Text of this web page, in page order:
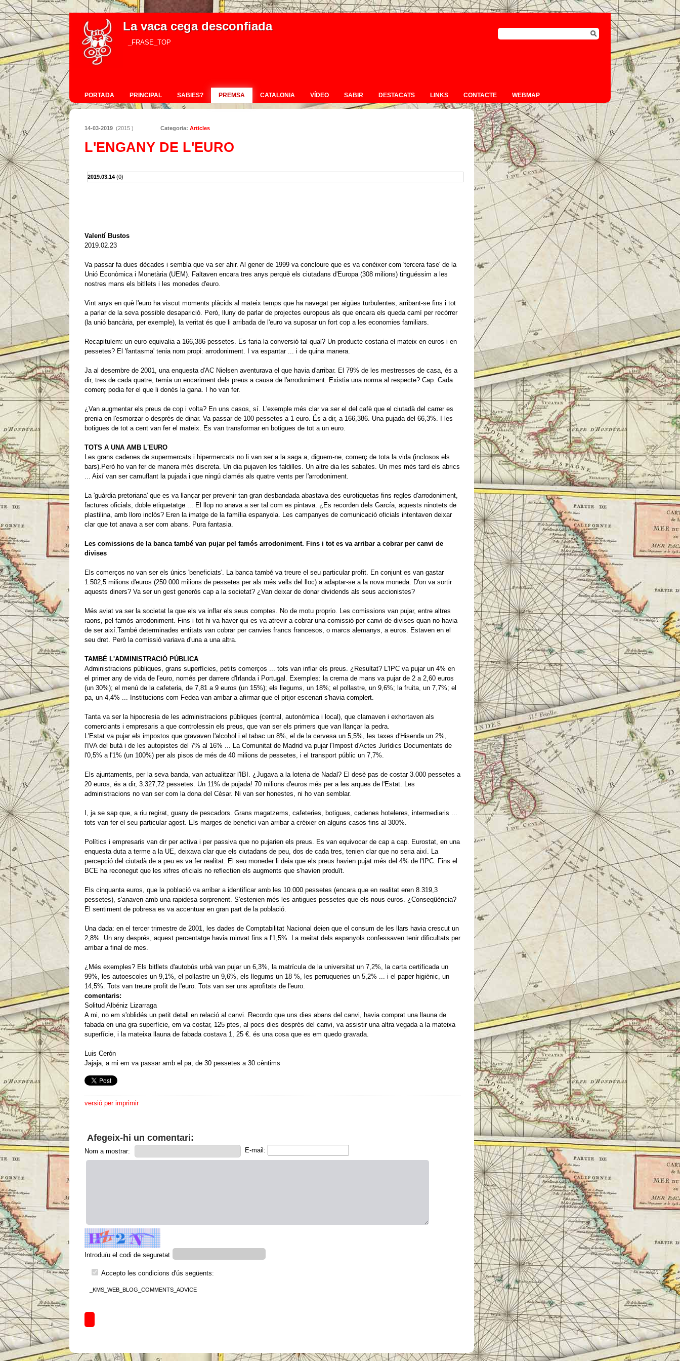
La vaca cega desconfiada
_FRASE_TOP
PORTADA PRINCIPAL SABIES? PREMSA CATALONIA VÍDEO SABIR DESTACATS LINKS CONTACTE WEBMAP
14-03-2019 (2015 ) Categoria: Articles
L'ENGANY DE L'EURO
2019.03.14 (0)
Valentí Bustos
2019.02.23
Va passar fa dues dècades i sembla que va ser ahir. Al gener de 1999 va concloure que es va conèixer com 'tercera fase' de la
Unió Econòmica i Monetària (UEM). Faltaven encara tres anys perquè els ciutadans d'Europa (308 milions) tinguéssim a les
nostres mans els bitllets i les monedes d'euro.
Vint anys en què l'euro ha viscut moments plàcids al mateix temps que ha navegat per aigües turbulentes, arribant-se fins i tot
a parlar de la seva possible desaparició. Però, lluny de parlar de projectes europeus als que encara els queda camí per recórrer
(la unió bancària, per exemple), la veritat és que li arribada de l'euro va suposar un fort cop a les economies familiars.
Recapitulem: un euro equivalia a 166,386 pessetes. Es faria la conversió tal qual? Un producte costaria el mateix en euros i en
pessetes? El 'fantasma' tenia nom propi: arrodoniment. I va espantar ... i de quina manera.
Ja al desembre de 2001, una enquesta d'AC Nielsen aventurava el que havia d'arribar. El 79% de les mestresses de casa, és a
dir, tres de cada quatre, temia un encariment dels preus a causa de l'arrodoniment. Existia una norma al respecte? Cap. Cada
comerç podia fer el que li donés la gana.
I ho van fer.
¿Van augmentar els preus de cop i volta? En uns casos, sí. L'exemple més clar va ser el del cafè que el ciutadà del carrer es
prenia en l'esmorzar o després de dinar. Va passar de 100 pessetes a 1 euro. És a dir, a 166,386. Una pujada del 66,3%.
I les
botigues de tot a cent van fer el mateix. Es van transformar en botigues de tot a un euro.
TOTS A UNA AMB L'EURO
Les grans cadenes de supermercats i hipermercats no li van ser a la saga a, diguem-ne, comerç de tota la vida (inclosos els
bars). Però ho van fer de manera més discreta. Un dia pujaven les faldilles. Un altre dia les sabates. Un mes més tard els abrics
... Així van ser camuflant la pujada i que ningú clamés als quatre vents per l'arrodoniment.
La 'guàrdia pretoriana' que es va llançar per prevenir tan gran desbandada abastava des eurotiquetas fins regles d'arrodoniment,
factures oficials, doble etiquetatge ... El llop no anava a ser tal com es pintava. ¿Es recorden dels García, aquests ninotets de
plastilina, amb lloro inclòs? Eren la imatge de la família espanyola. Les campanyes de comunicació oficials intentaven deixar
clar que tot anava a ser com abans. Pura fantasia.
Les comissions de la banca també van pujar pel famós arrodoniment. Fins i tot es va arribar a cobrar per canvi de
divises
Els comerços no van ser els únics 'beneficiats'. La banca també va treure el seu particular profit. En conjunt es van gastar
1.502,5 milions d'euros (250.000 milions de pessetes per als més vells del lloc) a adaptar-se a la nova moneda. D'on va sortir
aquests diners? Va ser un gest generós cap a la societat? ¿Van deixar de donar dividends als seus accionistes?
Més aviat va ser la societat la que els va inflar els seus comptes. No de motu proprio. Les comissions van pujar, entre altres
raons, pel famós arrodoniment. Fins i tot hi va haver qui es va atrevir a cobrar una comissió per canvi de divises quan no havia
de ser així.També determinades entitats van cobrar per canvies francs francesos, o marcs alemanys, a euros. Estaven en el
seu dret. Però la comissió variava d'una a una altra.
TAMBÉ L'ADMINISTRACIÓ PÚBLICA
Administracions públiques, grans superfícies, petits comerços ... tots van inflar els preus. ¿Resultat? L'IPC va pujar un 4% en
el primer any de vida de l'euro, només per darrere d'Irlanda i Portugal. Exemples: la crema de mans va pujar de 2 a 2,60 euros
(un 30%); el menú de la cafeteria, de 7,81 a 9 euros (un 15%); els llegums, un 18%; el pollastre, un 9,6%; la fruita, un 7,7%; el
pa, un 4,4% ... Institucions com Fedea van arribar a afirmar que el pitjor escenari s'havia complert.
Tanta va ser la hipocresia de les administracions públiques (central, autonòmica i local), que clamaven i exhortaven als
comerciants i empresaris a que controlessin els preus, que van ser els primers que van llançar la pedra.
L'Estat va pujar els impostos que gravaven l'alcohol i el tabac un 8%, el de la cervesa un 5,5%, les taxes d'Hisenda un 2%,
l'IVA del butà i de les autopistes del 7% al 16% ... La Comunitat de Madrid va pujar l'Impost d'Actes Jurídics Documentats de
l'0,5% a l'1% (un 100%) per als pisos de més de 40 milions de pessetes, i el transport públic un 7,7%.
Els ajuntaments, per la seva banda, van actualitzar l'IBI. ¿Jugava a la loteria de Nadal? El desè pas de costar 3.000 pessetes a
20 euros, és a dir, 3.327,72 pessetes. Un 11% de pujada! 70 milions d'euros més per a les arques de l'Estat. Les
administracions no van ser com la dona del Cèsar. Ni van ser honestes, ni ho van semblar.
I, ja se sap que, a riu regirat, guany de pescadors. Grans magatzems, cafeteries, botigues, cadenes hoteleres, intermediaris ...
tots van fer el seu particular agost. Els marges de benefici van arribar a créixer en alguns casos fins al 300%.
Polítics i empresaris van dir per activa i per passiva que no pujarien els preus. Es van equivocar de cap a cap. Eurostat, en una
enquesta duta a terme a la UE, deixava clar que els ciutadans de peu, dos de cada tres, tenien clar que no seria així. La
percepció del ciutadà de a peu es va fer realitat. El seu moneder li deia que els preus havien pujat més del 4% de l'IPC. Fins el
BCE ha reconegut que les xifres oficials no reflectien els augments que s'havien produït.
Els cinquanta euros, que la població va arribar a identificar amb les 10.000 pessetes (encara que en realitat eren 8.319,3
pessetes), s'anaven amb una rapidesa sorprenent. S'estenien més les antigues pessetes que els nous euros. ¿Conseqüència?
El sentiment de pobresa es va accentuar en gran part de la població.
Una dada: en el tercer trimestre de 2001, les dades de Comptabilitat Nacional deien que el consum de les llars havia crescut un
2,8%. Un any després, aquest percentatge havia minvat fins a l'1,5%. La meitat dels espanyols confessaven tenir dificultats per
arribar a final de mes.
¿Més exemples? Els bitllets d'autobús urbà van pujar un 6,3%, la matrícula de la universitat un 7,2%, la carta certificada un
99%, les autoescoles un 9,1%, el pollastre un 9,6%, els llegums un 18 %, les perruqueries un 5,2% ... i el paper higiènic, un
14,5%. Tots van treure profit de l'euro. Tots van ser uns aprofitats de l'euro.
comentaris:
Solitud Albéniz Lizarraga
A mi, no em s'oblidés un petit detall en relació al canvi. Recordo que uns dies abans del canvi, havia comprat una llauna de
fabada en una gra superfície, em va costar, 125 ptes, al pocs dies després del canvi, va assistir una altra vegada a la mateixa
superfície, i la mateixa llauna de fabada costava 1, 25 €. és una cosa que es em quedo gravada.
Luis Cerón
Jajaja, a mi em va passar amb el pa, de 30 pessetes a 30 cèntims
versió per imprimir
Afegeix-hi un comentari:
Nom a mostrar: E-mail:
Introduïu el codi de seguretat
Accepto les condicions d'ús següents:
_KMS_WEB_BLOG_COMMENTS_ADVICE